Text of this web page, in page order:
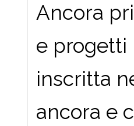
Ancora
e progetti
inscritta
ancora e